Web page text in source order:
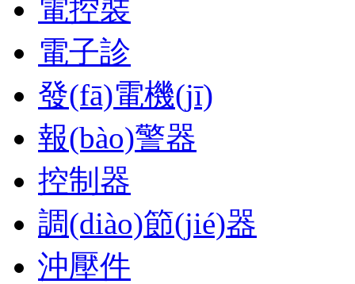
電控裝
電子診
發(fā)電機(jī)
報(bào)警器
控制器
調(diào)節(jié)器
沖壓件